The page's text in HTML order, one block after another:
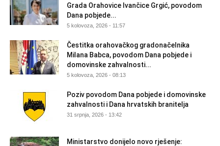
Grada Orahovice Ivančice Grgić, povodom
Dana pobjede...
5 kolovoza, 2026 - 11:57
Čestitka orahovačkog gradonačelnika
Milana Babca, povodom Dana pobjede i
domovinske zahvalnosti...
5 kolovoza, 2026 - 08:13
Poziv povodom Dana pobjede i domovinske
zahvalnosti i Dana hrvatskih branitelja
31 srpnja, 2026 - 13:42
Ministarstvo donijelo novo rješenje: